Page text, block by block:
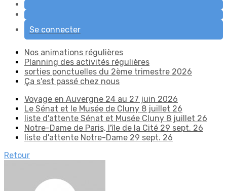
Se connecter
Nos animations régulières
Planning des activités régulières
sorties ponctuelles du 2ème trimestre 2026
Ça s'est passé chez nous
Voyage en Auvergne 24 au 27 juin 2026
Le Sénat et le Musée de Cluny 8 juillet 26
liste d'attente Sénat et Musée Cluny 8 juillet 26
Notre-Dame de Paris, l'île de la Cité 29 sept. 26
liste d'attente Notre-Dame 29 sept. 26
Retour